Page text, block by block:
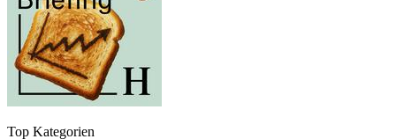
Top Kategorien